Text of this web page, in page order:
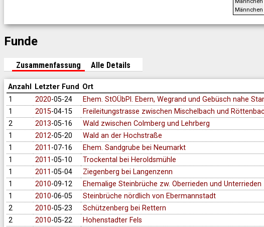
Männchen
Funde
Zusammenfassung Alle Details
Anzahl Letzter Fund Ort
1
2020-05-24 Ehem. StOÜbPl. Ebern, Wegrand und Gebüsch nahe
1
2015-04-15 Freileitungstrasse zwischen Mischelbach und
2
2013-05-16 Wald zwischen Colmberg und Lehrberg
1
2012-05-20 Wald an der Hochstraße
1
2011 -07-16 Ehem. Sandgrube bei Neumarkt
1
2011 -05-10 Trockental bei Heroldsmühle
1
2011 -05-04 Ziegenberg bei Langenzenn
1
2010-09-12 Ehemalige Steinbrüche zw. Oberrieden und Unterrieden
1
2010-06-05 Steinbrüche nördlich von Ebermannstadt
2
2010-05-23 Schützenberg bei Rettern
2
2010-05-22 Hohenstadter Fels